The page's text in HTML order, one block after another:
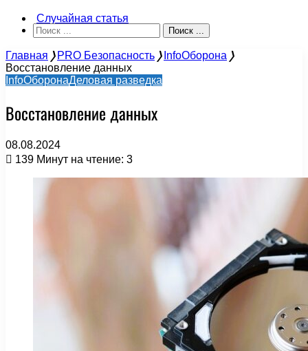
Случайная статья
Поиск ...
Главная ❭ PRO Безопасность ❭ InfoОборона ❭
Восстановление данных
InfoОборонаДеловая разведка
Восстановление данных
08.08.2024
139 Минут на чтение: 3